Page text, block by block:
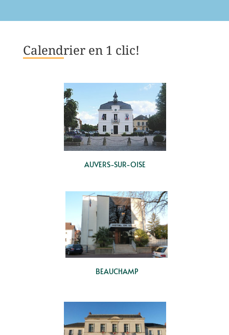
Calendrier en 1 clic!
AUVERS-SUR-OISE
BEAUCHAMP